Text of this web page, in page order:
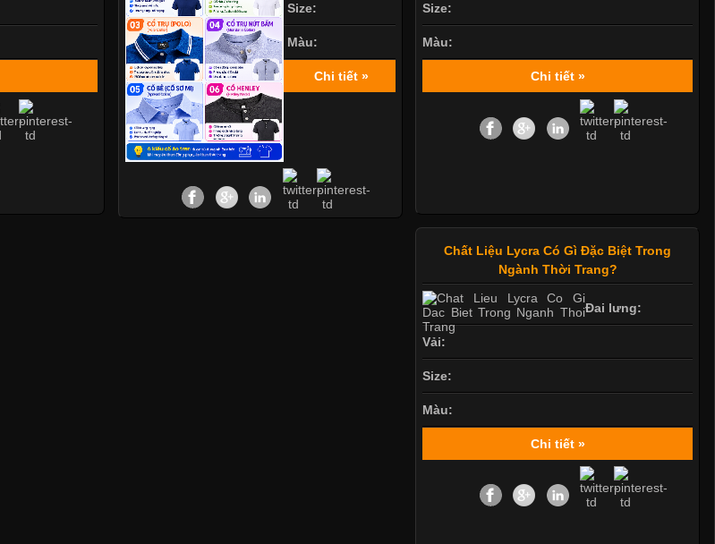
Size:
Màu:
Chi tiết »
Size:
Màu:
Chi tiết »
Chất Liệu Lycra Có Gì Đặc Biệt Trong
Ngành Thời Trang?
Đai lưng:
Vải:
Size:
Màu:
Chi tiết »